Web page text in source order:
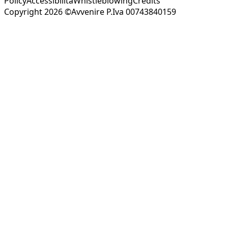
Copyright 2026 ©Avvenire P.Iva 00743840159